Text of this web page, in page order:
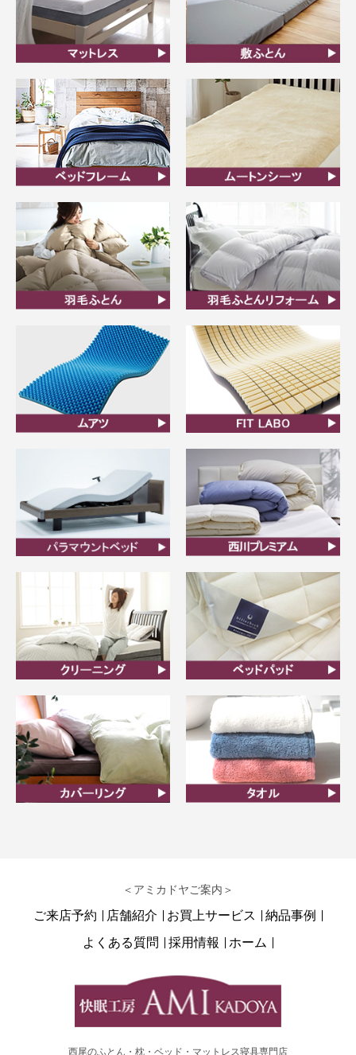
ん
＜アミカドヤご案内＞
ご来店予約 店舗紹介 お買上サービス
納品事例
よくある質問
採用情報 ホーム
西尾のふとん・枕・ベッド・マットレス寝具専門店